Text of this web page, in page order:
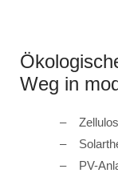
Weg in
PV-